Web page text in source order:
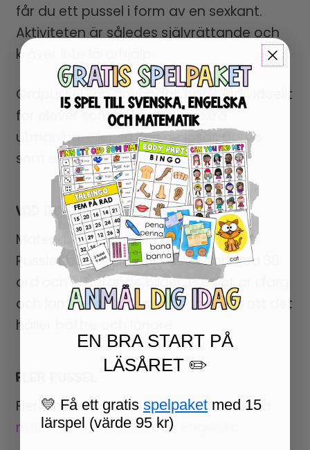
får du ett pussel i form av en sexkant.
Aktiviteten är således självrättande och
kräver inte lärarhjälp.
Ordpussel kan användas både individuellt
för elever som behöver en extra
utmaning, eller så kan de lösas parvis
som en stationsaktivitet.
VAD INNEHÅLLER “PUSSEL LÄSNING”?
Materialet innehåller bitar för 1 pussel.
Pusslet består av 24 pusselbitar med 30
ord och tillhörande bilder. Pusslet är i färg
och lamineras före användning så att det
håller bättre och längre.
FLER PUSSEL
Fler liknande pussel finns här, i ämnena
matematik ,svenskaoch
EN BRA START PÅ
LÄSÅRET ✏️
💛 Få ett gratis spelpaket med 15
lärspel (värde 95 kr)